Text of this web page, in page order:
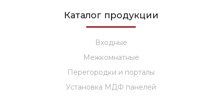
Каталог продукции
Входные
Межкомнатные
Перегородки и порталы
Установка МДФ панелей